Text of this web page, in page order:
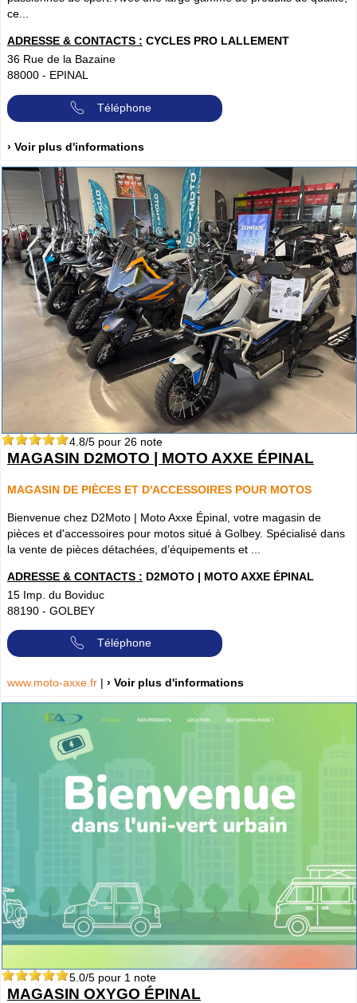
ce...
ADRESSE & CONTACTS : CYCLES PRO LALLEMENT
36 Rue de la Bazaine
88000 - EPINAL
Téléphone
› Voir plus d'informations
4.8/5 pour 26 note
MAGASIN D2MOTO | MOTO AXXE ÉPINAL
MAGASIN DE PIÈCES ET D'ACCESSOIRES POUR MOTOS
Bienvenue chez D2Moto | Moto Axxe Épinal, votre magasin de
pièces et d'accessoires pour motos situé à Golbey. Spécialisé dans
la vente de pièces détachées, d’équipements et ...
ADRESSE & CONTACTS : D2MOTO | MOTO AXXE ÉPINAL
15 Imp. du Boviduc
88190 - GOLBEY
Téléphone
www.moto-axxe.fr | › Voir plus d'informations
5.0/5 pour 1 note
MAGASIN OXYGO ÉPINAL